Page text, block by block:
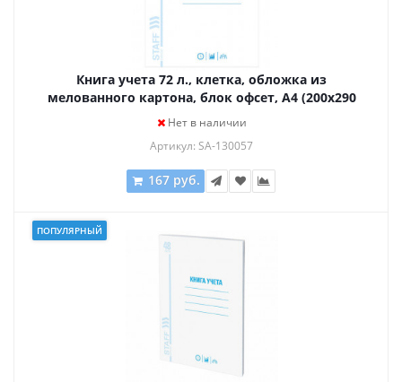
Книга учета 72 л., клетка, обложка из
мелованного картона, блок офсет, А4 (200х290
мм), STAFF, 130057
Нет в наличии
Артикул: SA-130057
167 руб.
ПОПУЛЯРНЫЙ